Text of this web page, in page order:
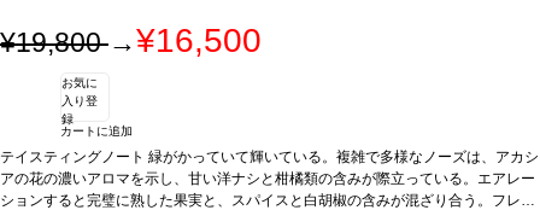
¥19,800→¥16,500
お気に
入り登
録
カートに追加
テイスティングノート 緑がかっていて輝いている。複雑で多様なノーズは、アカシ
アの花の濃いアロマを示し、甘い洋ナシと柑橘類の含みが際立っている。エアレー
ションすると完璧に熟した果実と、スパイスと白胡椒の含みが混ざり合う。フレッ